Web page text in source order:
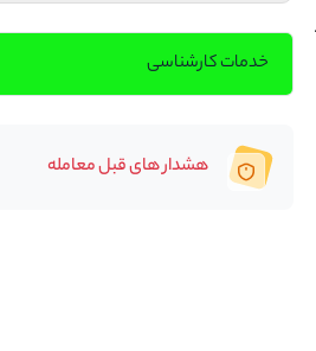
خدمات کارشناسی
هشدار های قبل معامله